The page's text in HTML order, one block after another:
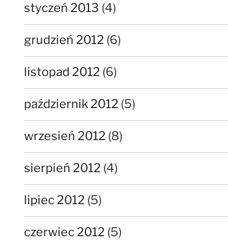
styczeń 2013 (4)
grudzień 2012 (6)
listopad 2012 (6)
październik 2012 (5)
wrzesień 2012 (8)
sierpień 2012 (4)
lipiec 2012 (5)
czerwiec 2012 (5)